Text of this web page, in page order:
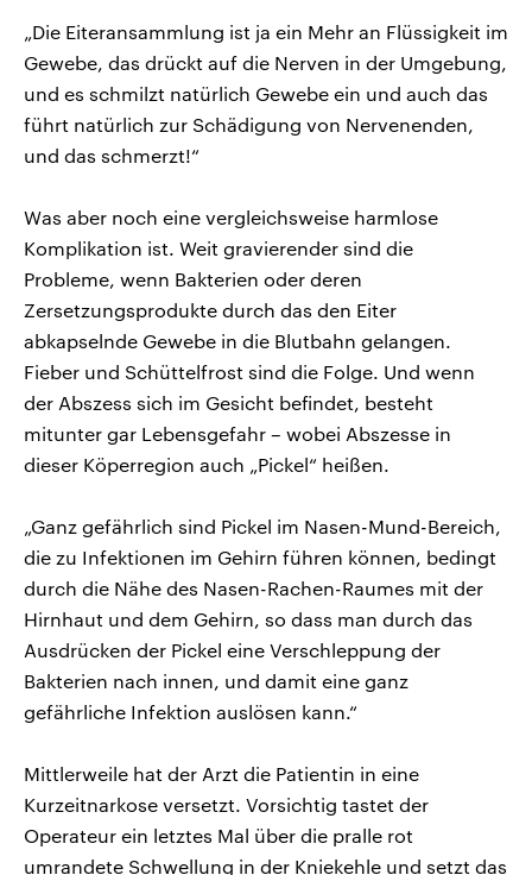
„Die Eiteransammlung ist ja ein Mehr an Flüssigkeit im
Gewebe, das drückt auf die Nerven in der Umgebung,
und es schmilzt natürlich Gewebe ein und auch das
führt natürlich zur Schädigung von Nervenenden,
und das schmerzt!“
Was aber noch eine vergleichsweise harmlose
Komplikation ist. Weit gravierender sind die
Probleme, wenn Bakterien oder deren
Zersetzungsprodukte durch das den Eiter
abkapselnde Gewebe in die Blutbahn gelangen.
Fieber und Schüttelfrost sind die Folge. Und wenn
der Abszess sich im Gesicht befindet, besteht
mitunter gar Lebensgefahr – wobei Abszesse in
dieser Köperregion auch „Pickel“ heißen.
„Ganz gefährlich sind Pickel im Nasen-Mund-Bereich,
die zu Infektionen im Gehirn führen können, bedingt
durch die Nähe des Nasen-Rachen-Raumes mit der
Hirnhaut und dem Gehirn, so dass man durch das
Ausdrücken der Pickel eine Verschleppung der
Bakterien nach innen, und damit eine ganz
gefährliche Infektion auslösen kann.“
Mittlerweile hat der Arzt die Patientin in eine
Kurzeitnarkose versetzt. Vorsichtig tastet der
Operateur ein letztes Mal über die pralle rot
umrandete Schwellung in der Kniekehle und setzt das